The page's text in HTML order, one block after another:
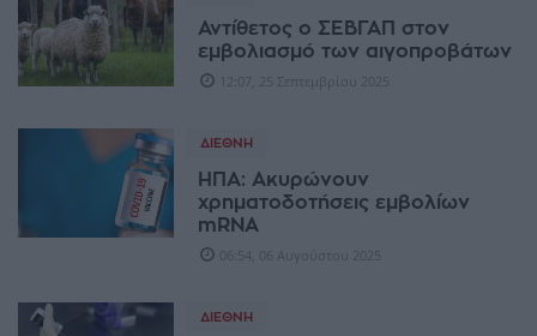
Αντίθετος ο ΣΕΒΓΑΠ στον
εμβολιασμό των αιγοπροβάτων
12:07, 25 Σεπτεμβρίου 2025
ΔΙΕΘΝΉ
ΗΠΑ: Ακυρώνουν
χρηματοδοτήσεις εμβολίων
mRNA
06:54, 06 Αυγούστου 2025
ΔΙΕΘΝΉ